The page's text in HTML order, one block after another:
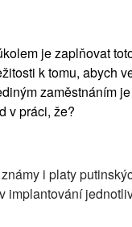
je zaplňovat
k tomu, abych
zaměstnáním
v práci, že?
i platy
implantování